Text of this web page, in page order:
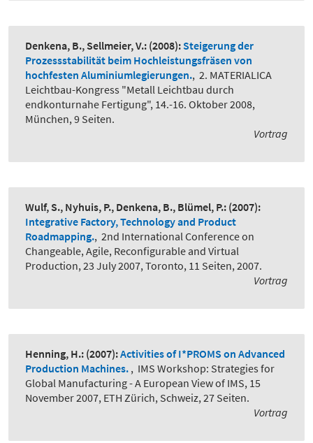
Denkena, B., Sellmeier, V.: (2008):Steigerung der
Prozessstabilität beim Hochleistungsfräsen von
hochfesten Aluminiumlegierungen., 2. MATERIALICA
Leichtbau-Kongress "Metall Leichtbau durch
endkonturnahe Fertigung", 14.-16. Oktober 2008,
München, 9 Seiten.
Vortrag
Wulf, S., Nyhuis, P., Denkena, B., Blümel, P.: (2007):
Integrative Factory, Technology and Product
Roadmapping., 2nd International Conference on
Changeable, Agile, Reconfigurable and Virtual
Production, 23 July 2007, Toronto, 11 Seiten, 2007.
Vortrag
Henning, H.: (2007):Activities of I*PROMS on Advanced
Production Machines. , IMS Workshop: Strategies for
Global Manufacturing - A European View of IMS, 15
November 2007, ETH Zürich, Schweiz, 27 Seiten.
Vortrag